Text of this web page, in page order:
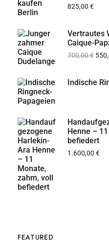
825,00 €
Vertrautes
Caique-
700,00€
Indische
Henne –
befiedert
1.600,00 €
FEATURED